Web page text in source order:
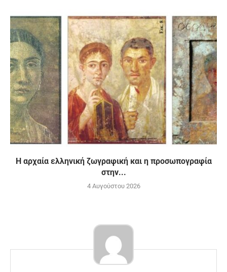
H αρχαία ελληνική ζωγραφική και η προσωπογραφία
στην...
4 Αυγούστου 2026